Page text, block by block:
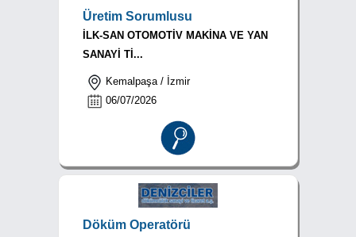
Üretim Sorumlusu
İLK-SAN OTOMOTİV MAKİNA VE YAN
SANAYİ Tİ...
Kemalpaşa / İzmir
06/07/2026
Döküm Operatörü